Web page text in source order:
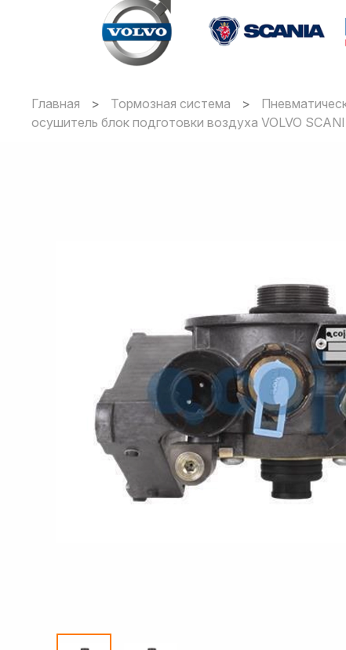
Главная Тормозная система
осушитель блок подготовки воздуха VOLVO